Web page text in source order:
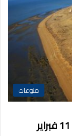
منوعات